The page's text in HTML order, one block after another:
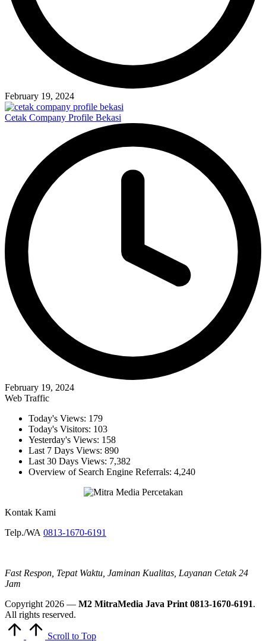
February 19, 2024
Cetak Company Profile Bekasi
February 19, 2024
Web Traffic
Today's Views: 179
Today's Visitors: 103
Yesterday's Views: 158
Last 7 Days Views: 890
Last 30 Days Views: 7,382
Overview of Search Engine Referrals: 4,240
Kontak Kami
Telp./WA 0813-1670-6191
Fast Respon, Tepat Waktu, Jaminan Kualitas, Layanan Cetak 24
Jam
Copyright 2026 — M2 MitraMedia Java Print 0813-1670-6191.
All rights reserved.
Scroll to Top